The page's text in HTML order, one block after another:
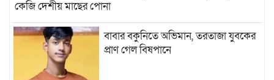
কেজি দেশীয় মাছের পোনা
বাবার বকুনিতে অভিমান, তরতাজা যুবকের
প্রাণ গেল বিষপানে